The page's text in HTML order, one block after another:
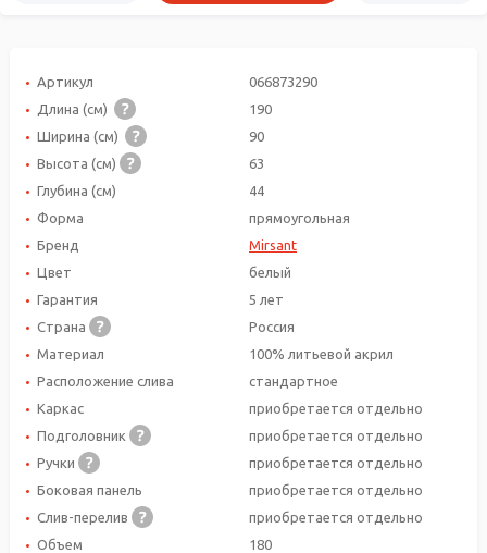
Артикул
066873290
Длина (см)
190
Ширина (см)
90
Высота (см)
63
Глубина (см)
44
Форма
прямоугольная
Бренд
Mirsant
Цвет
белый
Гарантия
5 лет
Страна
Россия
Материал
100% литьевой акрил
Расположение слива
стандартное
Каркас
приобретается отдельно
Подголовник
приобретается отдельно
Ручки
приобретается отдельно
Боковая панель
приобретается отдельно
Слив-перелив
приобретается отдельно
Объем
180